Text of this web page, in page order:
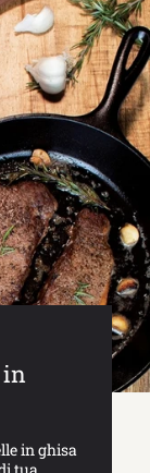
in
in ghisa